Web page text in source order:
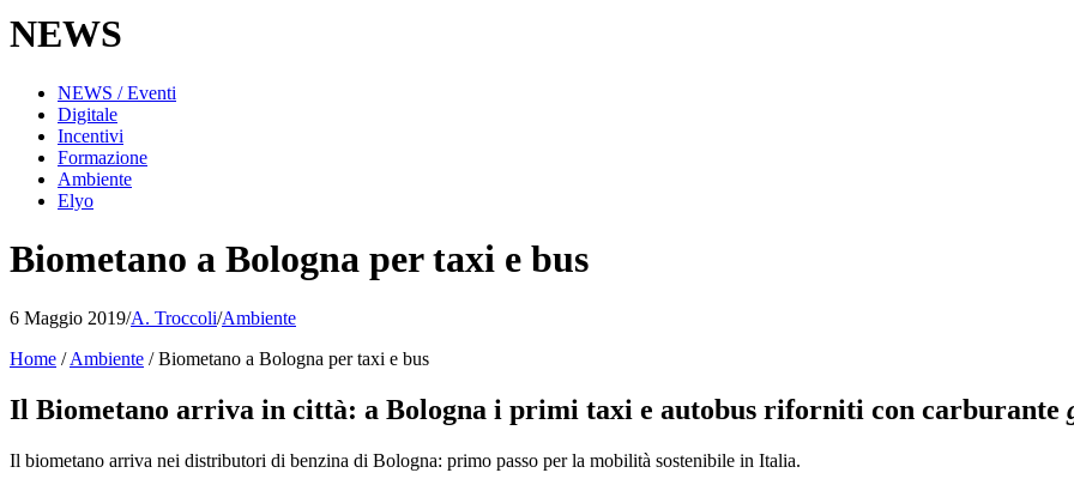
NEWS
NEWS / Eventi
Digitale
Incentivi
Formazione
Ambiente
Elyo
Biometano a Bologna per taxi e bus
6 Maggio 2019/A. Troccoli/Ambiente
Home /Ambiente /Biometano a Bologna per taxi e bus
Il Biometano arriva in città: a Bologna i primi taxi e autobus riforniti con carburante
Il biometano arriva nei distributori di benzina di Bologna: primo passo per la mobilità sostenibile in Italia.